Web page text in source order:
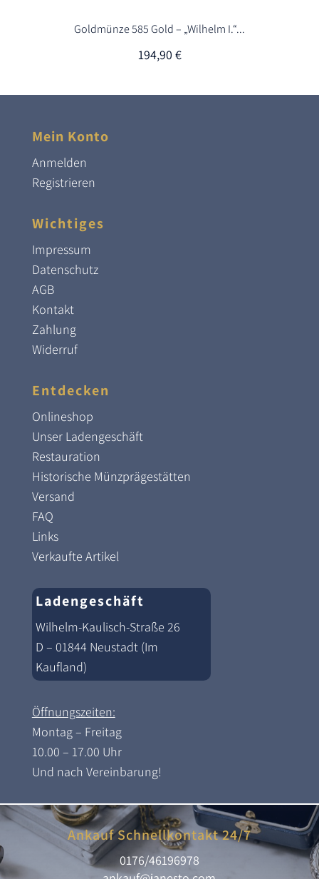
Goldmünze 585 Gold – „Wilhelm I.“...
194,90 €
Mein Konto
Anmelden
Registrieren
Wichtiges
Impressum
Datenschutz
AGB
Kontakt
Zahlung
Widerruf
Entdecken
Onlineshop
Unser Ladengeschäft
Restauration
Historische Münzprägestätten
Versand
FAQ
Links
Verkaufte Artikel
Ladengeschäft
Wilhelm-Kaulisch-Straße 26
D – 01844 Neustadt (Im
Kaufland)
Öffnungszeiten:
Montag – Freitag
10.00 – 17.00 Uhr
Und nach Vereinbarung!
Ankauf Schnellkontakt 24/7
0176/46196978